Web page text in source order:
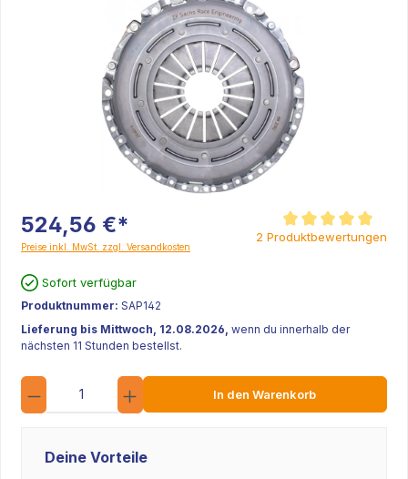
524,56 €*
Preise inkl. MwSt. zzgl. Versandkosten
Durchschnittliche
2 Produktbewertungen
Sofort verfügbar
Produktnummer: SAP142
Lieferung bis Mittwoch, 12.08.2026, wenn du innerhalb der
nächsten 11 Stunden bestellst.
Anzahl
In den Warenkorb
Deine Vorteile